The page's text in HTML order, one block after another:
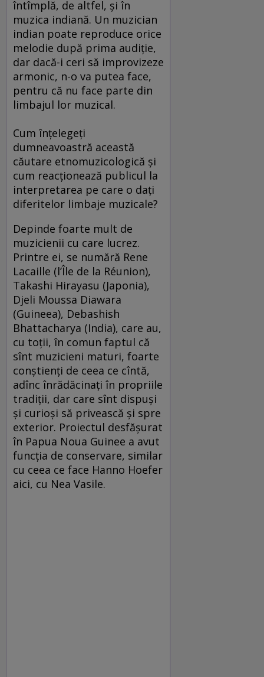
întîmplă, de altfel, şi în
muzica indiană. Un muzician
indian poate reproduce orice
melodie după prima audiţie,
dar dacă-i ceri să improvizeze
armonic, n-o va putea face,
pentru că nu face parte din
limbajul lor muzical.
Cum înţelegeţi
dumneavoastră această
căutare etnomuzicologică şi
cum reacţionează publicul la
interpretarea pe care o daţi
diferitelor limbaje muzicale?
Depinde foarte mult de
muzicienii cu care lucrez.
Printre ei, se numără Rene
Lacaille (l’Île de la Réunion),
Takashi Hirayasu (Japonia),
Djeli Moussa Diawara
(Guineea), Debashish
Bhattacharya (India), care au,
cu toţii, în comun faptul că
sînt muzicieni maturi, foarte
conştienţi de ceea ce cîntă,
adînc înrădăcinaţi în propriile
tradiţii, dar care sînt dispuşi
şi curioşi să privească şi spre
exterior. Proiectul desfăşurat
în Papua Noua Guinee a avut
funcţia de conservare, similar
cu ceea ce face Hanno Hoefer
aici, cu Nea Vasile.